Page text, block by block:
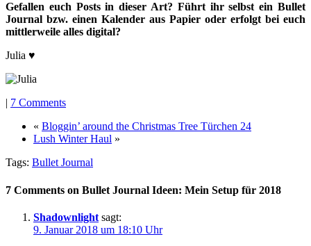
Gefallen euch Posts in dieser Art? Führt ihr selbst ein Bullet
Journal bzw. einen Kalender aus Papier oder erfolgt bei euch
mittlerweile alles digital?
Julia ♥
| 7 Comments
« Bloggin’ around the Christmas Tree Türchen 24
Lush Winter Haul »
Tags: Bullet Journal
7 Comments on Bullet Journal Ideen: Mein Setup für 2018
Shadownlight sagt:
9. Januar 2018 um 18:10 Uhr